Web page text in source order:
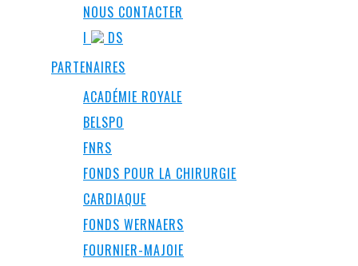
NOUS CONTACTER
I
DS
PARTENAIRES
ACADÉMIE ROYALE
BELSPO
FNRS
FONDS POUR LA CHIRURGIE
CARDIAQUE
FONDS WERNAERS
FOURNIER-MAJOIE